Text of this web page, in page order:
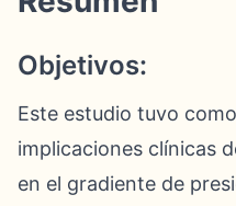
Objetivos:
Este estudio tuvo
implicaciones clínicas
en el gradiente de